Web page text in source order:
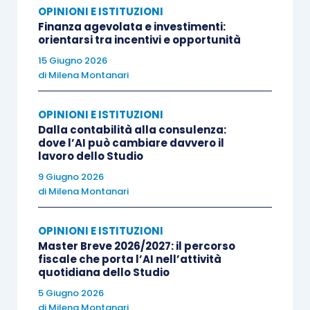
integrazione dell’AI nei processi di lavoro.
Vantaggi, ostacoli e lo sguardo al futuro
Una sezione rilevante del questionario è dedicata
aibenefici concretiderivanti dall’adozione dell’IA.
Ai Commercialisti viene chiesto, ad esempio, se
nell’ultimo anno abbiano riscontrato una
degli errori, una migliore gestione delle scadenze
o una maggiore capacità di offrire servizi a valore
aggiunto. Collegato alla ottimizzazione del tempo,
delle risorse e dei risultati è il quesito se il
OPINIONI E ISTITUZIONI
Finanza agevolata e investimenti:
orientarsi tra incentivi e opportunità
15 Giugno 2026
di Milena Montanari
OPINIONI E ISTITUZIONI
Dalla contabilità alla consulenza:
dove l’AI può cambiare davvero il
lavoro dello Studio
9 Giugno 2026
di Milena Montanari
OPINIONI E ISTITUZIONI
Master Breve 2026/2027: il percorso
fiscale che porta l’AI nell’attività
quotidiana dello Studio
5 Giugno 2026